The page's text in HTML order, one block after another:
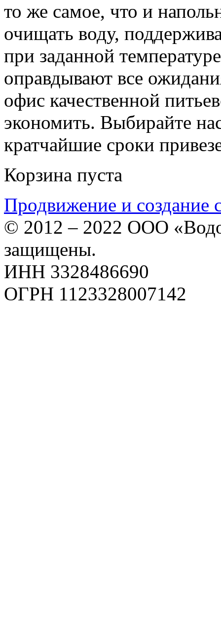
то же самое, что и
очищать воду,
при заданной
оправдывают все
офис качественной
экономить. Выбирайте
кратчайшие сроки
Корзина пуста
Продвижение и создание
© 2012 – 2022 ООО
защищены.
ИНН 3328486690
ОГРН 1123328007142